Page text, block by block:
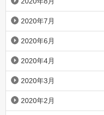
2020年7月
2020年6月
2020年4月
2020年3月
2020年2月